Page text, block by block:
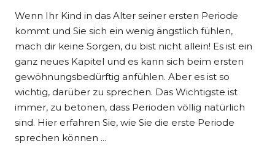
Wenn Ihr Kind in das Alter seiner ersten Periode
kommt und Sie sich ein wenig ängstlich fühlen,
mach dir keine Sorgen, du bist nicht allein! Es ist ein
ganz neues Kapitel und es kann sich beim ersten
gewöhnungsbedürftig anfühlen. Aber es ist so
wichtig, darüber zu sprechen. Das Wichtigste ist
immer, zu betonen, dass Perioden völlig natürlich
sind. Hier erfahren Sie, wie Sie die erste Periode
sprechen können ...